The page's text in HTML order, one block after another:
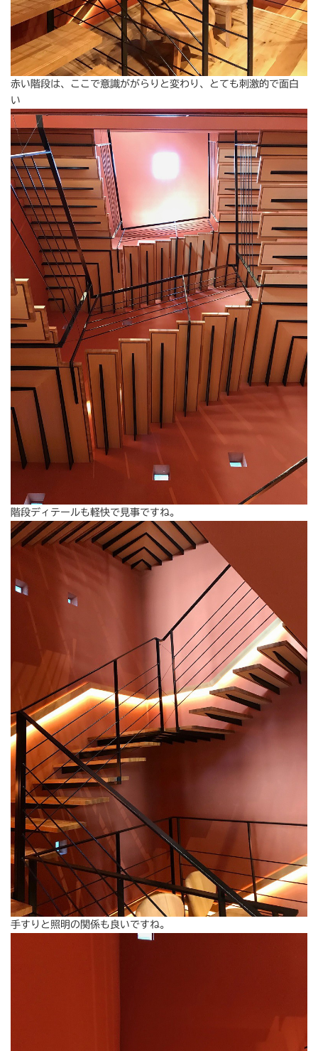
赤い階段は、ここで意識ががらりと変わり、とても刺激的で面白
い
階段ディテールも軽快で見事ですね。
手すりと照明の関係も良いですね。